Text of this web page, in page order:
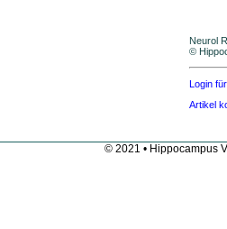
Neurol
©
Login
Artikel
© 2021 • Hippocampus